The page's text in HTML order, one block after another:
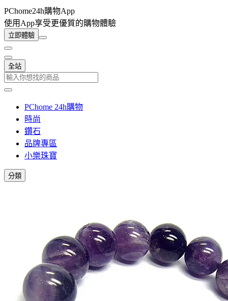
PChome24h購物App
使用App享受更優質的購物體驗
立即體驗
全站
PChome 24h購物
時尚
鑽石
品牌專區
小樂珠寶
分類